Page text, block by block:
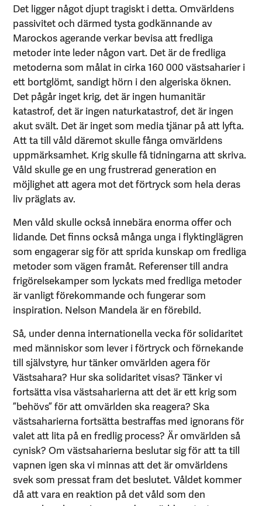
Det ligger något djupt tragiskt i detta. Omvärldens
passivitet och därmed tysta godkännande av
Marockos agerande verkar bevisa att fredliga
metoder inte leder någon vart. Det är de fredliga
metoderna som målat in cirka 160 000 västsaharier i
ett bortglömt, sandigt hörn i den algeriska öknen.
Det pågår inget krig, det är ingen humanitär
katastrof, det är ingen naturkatastrof, det är ingen
akut svält. Det är inget som media tjänar på att lyfta.
Att ta till våld däremot skulle fånga omvärldens
uppmärksamhet. Krig skulle få tidningarna att skriva.
Våld skulle ge en ung frustrerad generation en
möjlighet att agera mot det förtryck som hela deras
liv präglats av.
Men våld skulle också innebära enorma offer och
lidande. Det finns också många unga i flyktinglägren
som engagerar sig för att sprida kunskap om fredliga
metoder som vägen framåt. Referenser till andra
frigörelsekamper som lyckats med fredliga metoder
är vanligt förekommande och fungerar som
inspiration. Nelson Mandela är en förebild.
Så, under denna internationella vecka för solidaritet
med människor som lever i förtryck och förnekande
till självstyre, hur tänker omvärlden agera för
Västsahara? Hur ska solidaritet visas? Tänker vi
fortsätta visa västsaharierna att det är ett krig som
”behövs” för att omvärlden ska reagera? Ska
västsaharierna fortsätta bestraffas med ignorans för
valet att lita på en fredlig process? Är omvärlden så
cynisk? Om västsaharierna beslutar sig för att ta till
vapnen igen ska vi minnas att det är omvärldens
svek som pressat fram det beslutet. Våldet kommer
då att vara en reaktion på det våld som den